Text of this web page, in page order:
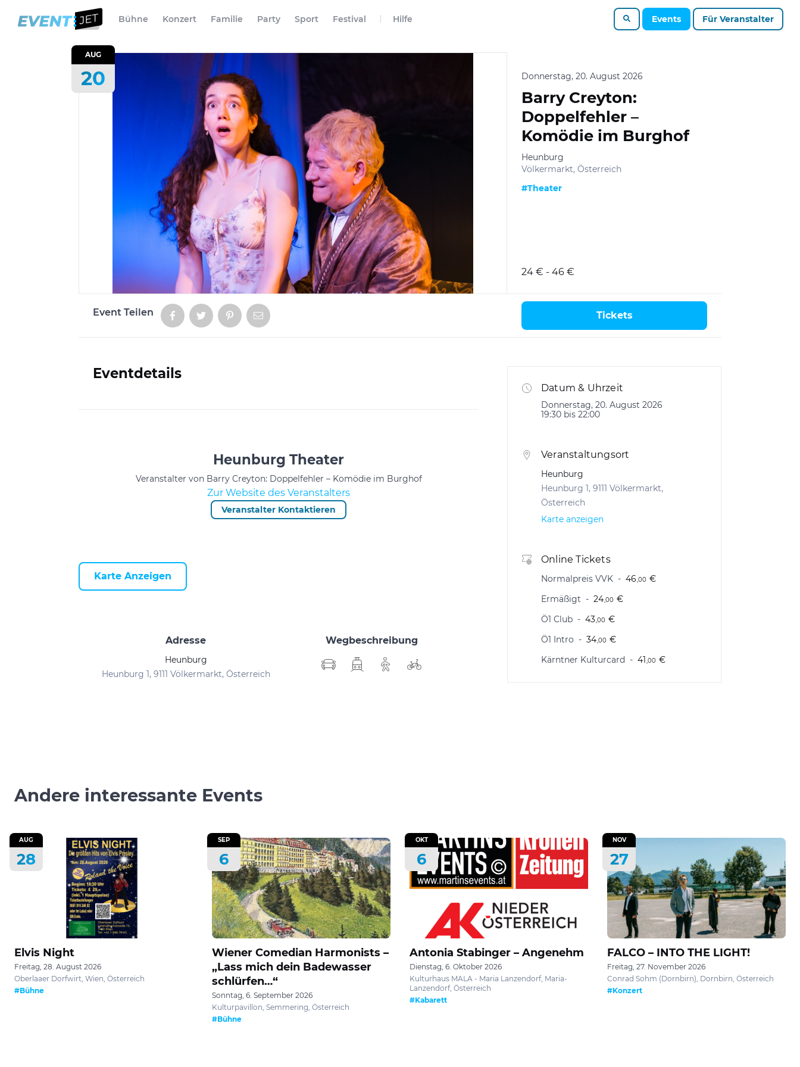
Bühne Konzert Familie Party Sport Festival Hilfe Events Für Veranstalter
AUG
20 Donnerstag, 20. August 2026
Barry Creyton:
Doppelfehler –
Komödie im Burghof
Heunburg
Völkermarkt, Österreich
#Theater
24 € - 46 €
Event Teilen Tickets
Eventdetails
Heunburg Theater
Veranstalter von Barry Creyton: Doppelfehler – Komödie im Burghof
Zur Website des Veranstalters
Veranstalter Kontaktieren
Karte Anzeigen
Adresse
Heunburg
Heunburg 1, 9111 Völkermarkt, Österreich
Wegbeschreibung
Datum & Uhrzeit
Donnerstag, 20. August 2026
19:30 bis 22:00
Veranstaltungsort
Heunburg
Heunburg 1, 9111 Völkermarkt,
Österreich
Karte anzeigen
Online Tickets
Normalpreis VVK 46,00 €
Ermäßigt
24,00 €
Ö1 Club
43,00 €
Ö1 Intro
34,00 €
Kärntner Kulturcard
41,00 €
Andere interessante Events
AUG
28
Elvis Night
Freitag, 28. August 2026
Oberlaaer Dorfwirt, Wien, Österreich
#Bühne
SEP
6
Wiener Comedian Harmonists –
„Lass mich dein Badewasser
schlürfen…“
Sonntag, 6. September 2026
Kulturpavillon, Semmering, Österreich
#Bühne
OKT
6
Antonia Stabinger – Angenehm
Dienstag, 6. Oktober 2026
Kulturhaus MALA - Maria Lanzendorf, Maria-
Lanzendorf, Österreich
#Kabarett
NOV
27
FALCO – INTO THE LIGHT!
Freitag, 27. November 2026
Conrad Sohm (Dornbirn), Dornbirn, Österreich
#Konzert